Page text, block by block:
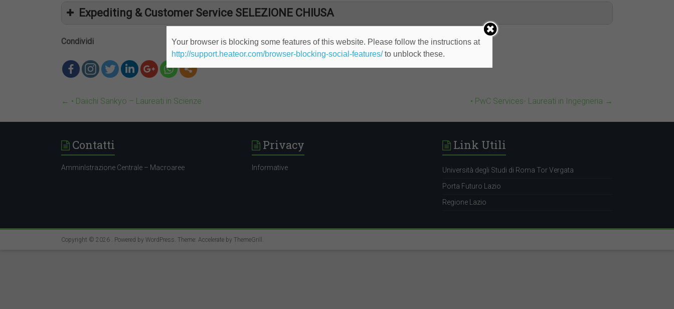
Expediting & Customer Service SELEZIONE CHIUSA
Condividi
← • Daiichi Sankyo – Laureati in Scienze • PwC Services- Laureati in Ingegneria →
Contatti
AmminIstrazione Centrale – Macroaree
Privacy
Informative
Link Utili
Università degli Studi di Roma Tor Vergata
Porta Futuro Lazio
Regione Lazio
Copyright © 2026 . Powered by WordPress. Theme: Accelerate by ThemeGrill .
Your browser is blocking some features of this website. Please follow the instructions at
http://support.heateor.com/browser-blocking-social-features/to unblock these.